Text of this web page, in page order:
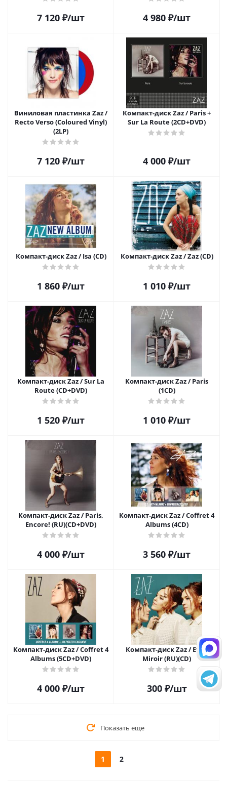
7 120 ₽/шт 4 980 ₽/шт
Виниловая пластинка Zaz /
Recto Verso (Coloured Vinyl)
(2LP)
7 120 ₽/шт
Компакт-диск Zaz / Paris +
Sur La Route (2CD+DVD)
4 000 ₽/шт
Компакт-диск Zaz / Isa (CD)
1 860 ₽/шт
Компакт-диск Zaz / Zaz (CD)
1 010 ₽/шт
Компакт-диск Zaz / Sur La
Route (CD+DVD)
1 520 ₽/шт
Компакт-диск Zaz / Paris
(1CD)
1 010 ₽/шт
Компакт-диск Zaz / Paris,
Encore! (RU)(CD+DVD)
4 000 ₽/шт
Компакт-диск Zaz / Coffret 4
Albums (4CD)
3 560 ₽/шт
Компакт-диск Zaz / Coffret 4
Albums (5CD+DVD)
4 000 ₽/шт
Компакт-диск Zaz / Effet
Miroir (RU)(CD)
300₽/шт
Показать еще
1 2